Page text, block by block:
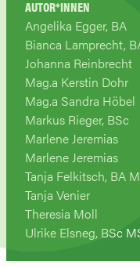
AUTOR*INNEN
Angelika Egger, BA
Bianca Lamprecht,
Johanna Reinbrecht
Mag.a Kerstin Dohr
Mag.a Sandra Höbel
Markus Rieger, BSc
Marlene Jeremias
Marlene Jeremias
Tanja Felkitsch, BA
Tanja Venier
Theresia Moll
Ulrike Elsneg, BSc